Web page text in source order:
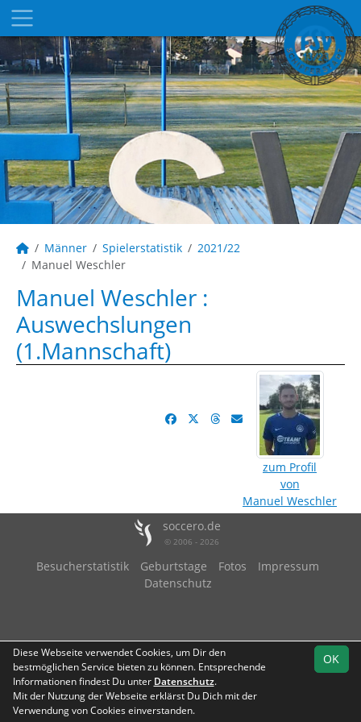
Männer Spielerstatistik
2021/22
Manuel Weschler
Manuel Weschler :
Auswechslungen
(1.Mannschaft)
zum Profil
von
Manuel Weschler
soccero.de
© 2006 - 2026
Besucherstatistik Geburtstage Fotos
Impressum
Datenschutz
OK
Diese Webseite verwendet Cookies, um Dir den
bestmöglichen Service bieten zu können. Entsprechende
Informationen findest Du unter Datenschutz.
Mit der Nutzung der Webseite erklärst Du Dich mit der
Verwendung von Cookies einverstanden.